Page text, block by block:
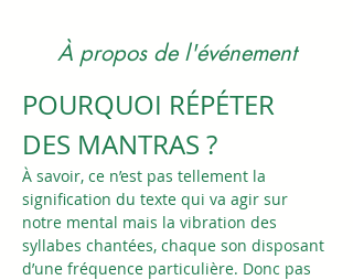
À propos de l'événement
POURQUOI RÉPÉTER
DES MANTRAS ?
À savoir, ce n’est pas tellement la
signification du texte qui va agir sur
notre mental mais la vibration des
syllabes chantées, chaque son disposant
d’une fréquence particulière. Donc pas